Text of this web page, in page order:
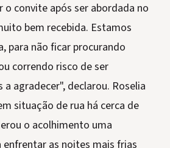
o convite após ser abordada no
bem recebida. Estamos
para não ficar procurando
correndo risco de ser
a agradecer", declarou. Roselia
situação de rua há cerca de
o acolhimento uma
as noites mais frias